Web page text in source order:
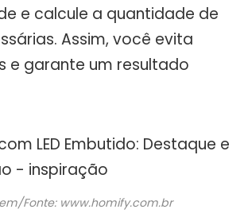
e calcule a quantidade de
Assim, você evita
e garante um resultado
Fonte: www.homify.com.br